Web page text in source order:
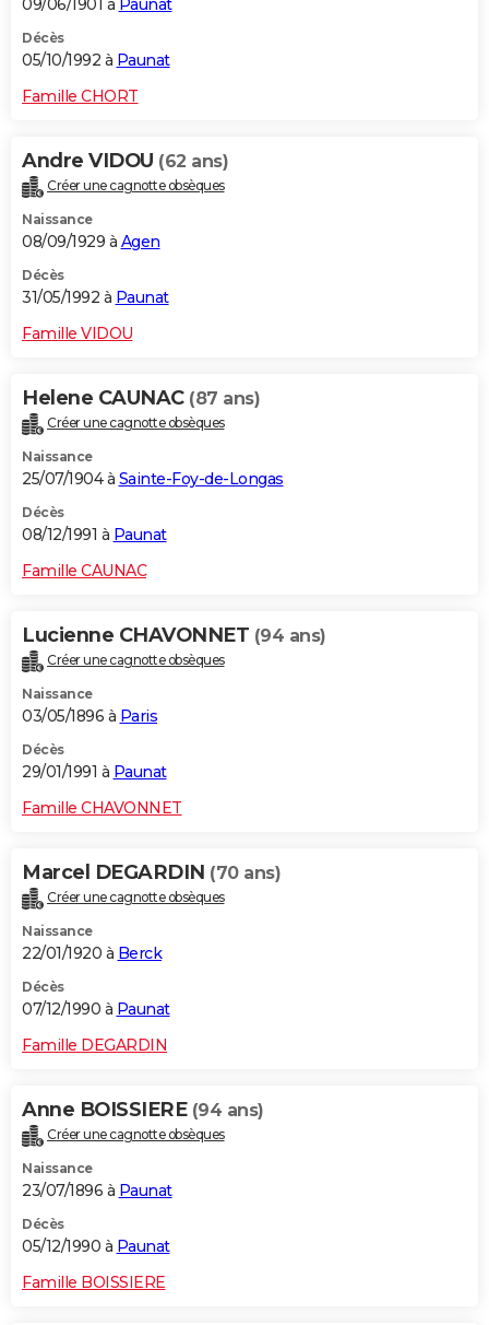
09/06/1901 à Paunat
Décès
05/10/1992 à Paunat
Famille CHORT
Andre VIDOU (62 ans)
Créer une cagnotte obsèques
Naissance
08/09/1929 à Agen
Décès
31/05/1992 à Paunat
Famille VIDOU
Helene CAUNAC (87 ans)
Créer une cagnotte obsèques
Naissance
25/07/1904 à Sainte-Foy-de-Longas
Décès
08/12/1991 à Paunat
Famille CAUNAC
Lucienne CHAVONNET (94 ans)
Créer une cagnotte obsèques
Naissance
03/05/1896 à Paris
Décès
29/01/1991 à Paunat
Famille CHAVONNET
Marcel DEGARDIN (70 ans)
Créer une cagnotte obsèques
Naissance
22/01/1920 à Berck
Décès
07/12/1990 à Paunat
Famille DEGARDIN
Anne BOISSIERE (94 ans)
Créer une cagnotte obsèques
Naissance
23/07/1896 à Paunat
Décès
05/12/1990 à Paunat
Famille BOISSIERE